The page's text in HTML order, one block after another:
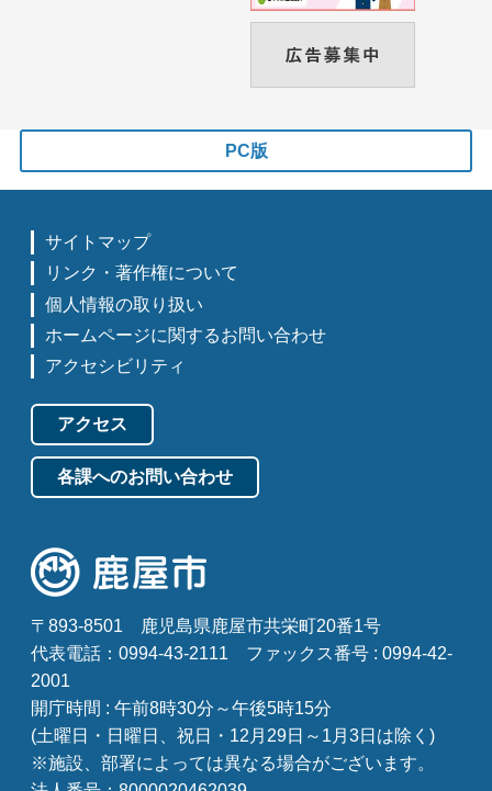
PC版
サイトマップ
リンク・著作権について
個人情報の取り扱い
ホームページに関するお問い合わせ
アクセシビリティ
アクセス
各課へのお問い合わせ
〒893-8501
鹿児島県鹿屋市共栄町20番1号
代表電話：0994-43-2111
ファックス番号 : 0994-42-
2001
開庁時間 : 午前8時30分～午後5時15分
(土曜日・日曜日、祝日・12月29日～1月3日は除く)
※施設、部署によっては異なる場合がございます。